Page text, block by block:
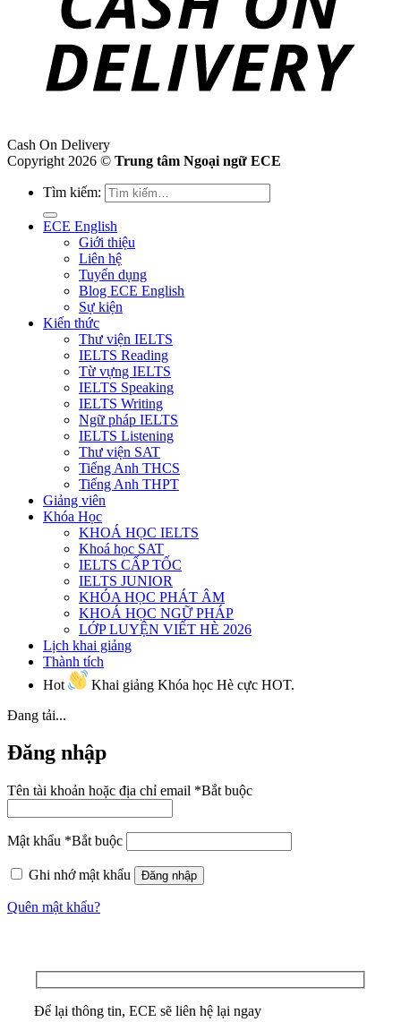
Cash On Delivery
Copyright 2026 © Trung tâm Ngoại ngữ ECE
Tìm kiếm:
ECE English
Giới thiệu
Liên hệ
Tuyển dụng
Blog ECE English
Sự kiện
Kiến thức
Thư viện IELTS
IELTS Reading
Từ vựng IELTS
IELTS Speaking
IELTS Writing
Ngữ pháp IELTS
IELTS Listening
Thư viện SAT
Tiếng Anh THCS
Tiếng Anh THPT
Giảng viên
Khóa Học
KHOÁ HỌC IELTS
Khoá học SAT
IELTS CẤP TỐC
IELTS JUNIOR
KHÓA HỌC PHÁT ÂM
KHOÁ HỌC NGỮ PHÁP
LỚP LUYỆN VIẾT HÈ 2026
Lịch khai giảng
Thành tích
Hot
Khai giảng Khóa học Hè cực HOT.
Đang tải...
Đăng nhập
Tên tài khoản hoặc địa chỉ email *Bắt buộc
Mật khẩu *Bắt buộc
Ghi nhớ mật khẩu Đăng nhập
Quên mật khẩu?
Để lại thông tin, ECE sẽ liên hệ lại ngay